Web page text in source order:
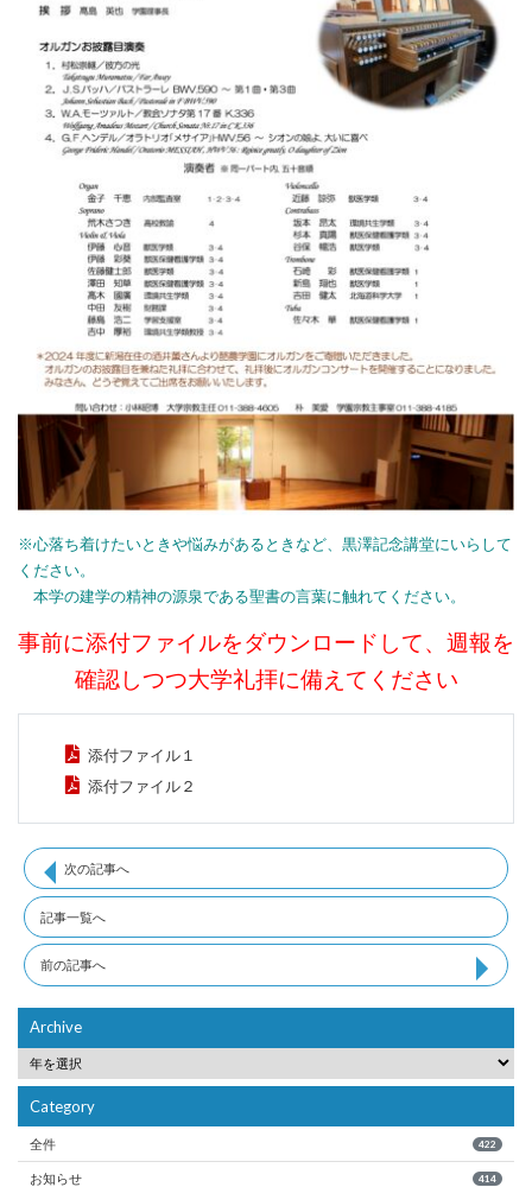
※心落ち着けたいときや悩みがあるときなど、黒澤記念講堂にいらして
ください。
本学の建学の精神の源泉である聖書の言葉に触れてください。
事前に添付ファイルをダウンロードして、週報を
確認しつつ大学礼拝に備えてください
添付ファイル１
添付ファイル２
次の記事へ
記事一覧へ
前の記事へ
Archive
Category
全件 422
お知らせ 414